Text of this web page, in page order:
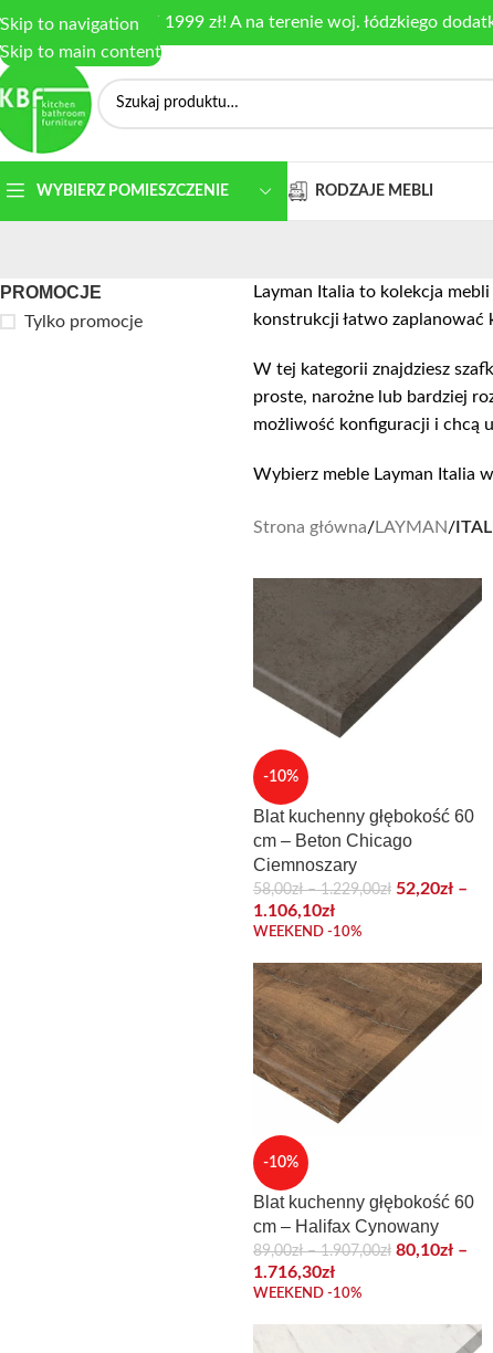
Skip to navigation
Skip to main content
dostawa od 1999 zł! A na terenie woj. łódzkiego
WYBIERZ POMIESZCZENIE RODZAJE MEBLI
PROMOCJE
Tylko promocje
Layman Italia to kolekcja
konstrukcji łatwo
W tej kategorii znajdziesz
proste, narożne lub bardziej
możliwość konfiguracji i chcą
Wybierz meble Layman Italia
Strona główna/LAYMAN/
-10%
Blat kuchenny głębokość 60
cm – Beton Chicago
Ciemnoszary
58,00zł – 1.229,00zł 52,20zł –
1.106,10zł
WEEKEND -10%
-10%
Blat kuchenny głębokość 60
cm – Halifax Cynowany
89,00zł – 1.907,00zł 80,10zł –
1.716,30zł
WEEKEND -10%